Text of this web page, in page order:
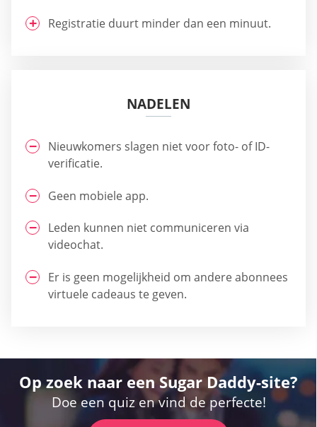
Registratie duurt minder dan een minuut.
NADELEN
Nieuwkomers slagen niet voor foto- of ID-
verificatie.
Geen mobiele app.
Leden kunnen niet communiceren via
videochat.
Er is geen mogelijkheid om andere abonnees
virtuele cadeaus te geven.
Op zoek naar een Sugar Daddy-site?
Doe een quiz en vind de perfecte!